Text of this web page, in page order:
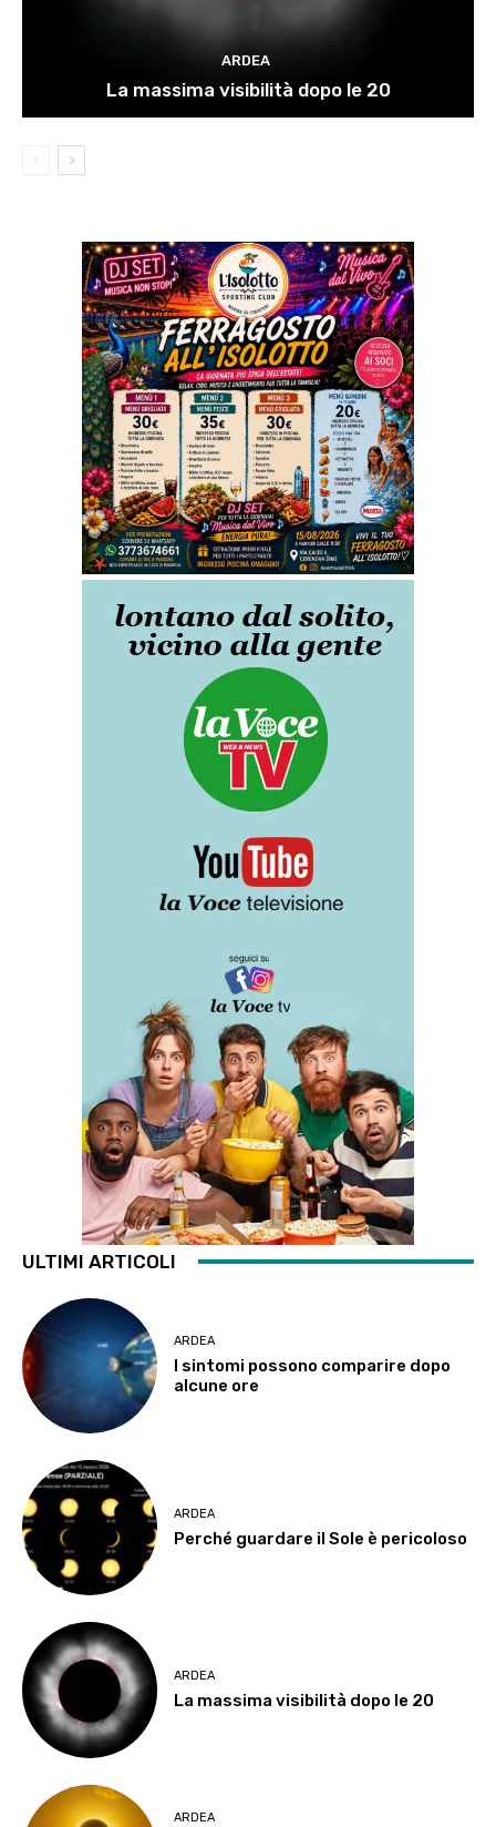
ARDEA
La massima visibilità dopo le 20
ULTIMI ARTICOLI
ARDEA
I sintomi possono comparire dopo
alcune ore
ARDEA
Perché guardare il Sole è pericoloso
ARDEA
La massima visibilità dopo le 20
ARDEA